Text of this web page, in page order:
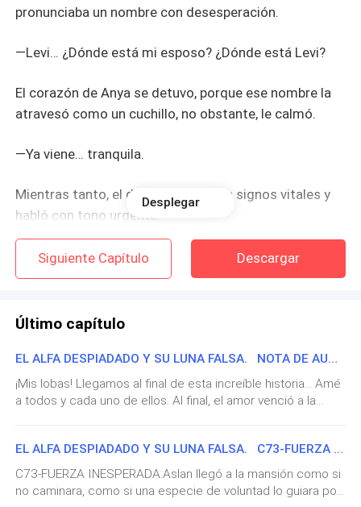
pronunciaba un nombre con desesperación.
—Levi… ¿Dónde está mi esposo? ¿Dónde está Levi?
El corazón de Anya se detuvo, porque ese nombre la
atravesó como un cuchillo, no obstante, le calmó.
—Ya viene… tranquila.
Mientras tanto, el doctor revisó sus signos vitales y
habló con tono urgente.
—Está completamente dilatada. El bebé ya viene.
—¡Puja, ahora!
El grito de la mujer llenó la sala de partos y Anya
intentó mantenerse firme, pero el eco del nombre
Levi.
Y como si el destino quisiera aplastarla, un enfermero
Desplegar
Siguiente Capítulo Descargar
Último capítulo
EL ALFA DESPIADADO Y SU LUNA FALSA. NOTA DE AUTOR.
¡Mis lobas! Llegamos al final de esta increíble historia... Amé
a todos y cada uno de ellos. Al final, el amor venció a la
será sin duda la de él. Sabremos cómo es la historia de
amor de este lobo... ¿sin sentimientos?También espero
verlas en mis nuevos proyectos, que estoy segura de que
amaràn. Sé que todas quieren saber de Àngelo y Aurora,
EL ALFA DESPIADADO Y SU LUNA FALSA. C73-FUERZA INESPERADA.
C73-FUERZA INESPERADA.Aslan llegó a la mansión como si
no caminara, como si una especie de voluntad lo guiara por